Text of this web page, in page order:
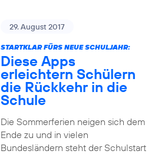
29. August 2017
STARTKLAR FÜRS NEUE SCHULJAHR:
Diese Apps
erleichtern Schülern
die Rückkehr in die
Schule
Die Sommerferien neigen sich dem
Ende zu und in vielen
Bundesländern steht der Schulstart